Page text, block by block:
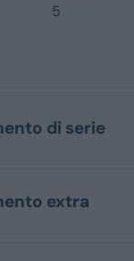
5
di serie
extra